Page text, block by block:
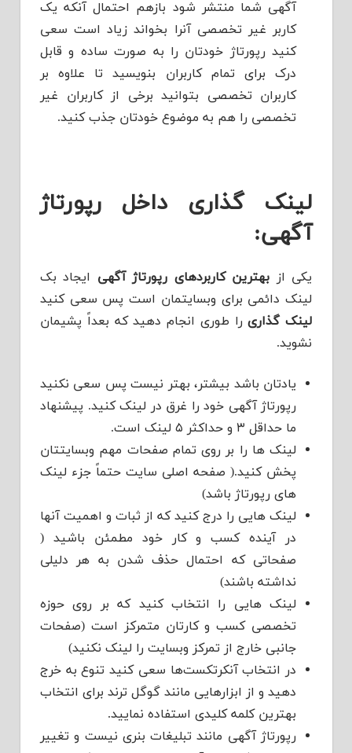
آگهی شما منتشر شود بازهم احتمال آنکه یک
کاربر غیر تخصصی آنرا بخواند زیاد است سعی
کنید رپورتاژ خودتان را به صورت ساده و قابل
درک برای تمام کاربران بنویسید تا علاوه بر
کاربران تخصصی بتوانید برخی از کاربران غیر
تخصصی را هم به موضوع خودتان جذب کنید.
لینک گذاری داخل رپورتاژ
آگهی:‌
یکی از بهترین کاربردهای رپورتاژ آگهی ایجاد بک
لینک دائمی برای وبسایتمان است پس سعی کنید
لینک گذاریرا طوری انجام دهید که بعداً پشیمان
نشوید.
یادتان باشد بیشتر، بهتر نیست پس سعی نکنید
رپورتاژ آگهی خود را غرق در لینک کنید. پیشنهاد
ما حداقل ۳ و حداکثر ۵ لینک است.
لینک ها را بر روی تمام صفحات مهم وبسایتتان
پخش کنید.( صفحه اصلی سایت حتماً جزء لینک
های رپورتاژ باشد)
لینک هایی را درج کنید که از ثبات و اهمیت آنها
در آینده کسب و کار خود مطمئن باشید (
صفحاتی که احتمال حذف شدن به هر دلیلی
نداشته باشند)
لینک هایی را انتخاب کنید که بر روی حوزه
تخصصی کسب و کارتان متمرکز است (صفحات
جانبی خارج از تمرکز وبسایت را لینک نکنید)
در انتخاب آنکرتکست‌ها سعی کنید تنوع به خرج
دهید و از ابزارهایی مانند گوگل ترند برای انتخاب
بهترین کلمه کلیدی استفاده نمایید.
رپورتاژ آگهی مانند تبلیغات بنری نیست و تغییر